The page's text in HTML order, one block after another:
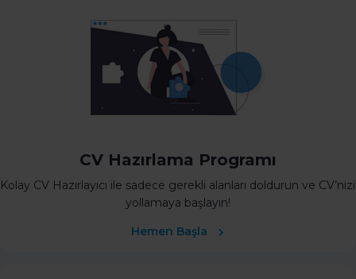
CV Hazırlama Programı
Kolay CV Hazırlayıcı ile sadece gerekli alanları doldurun ve CV’nizi
yollamaya başlayın!
Hemen Başla